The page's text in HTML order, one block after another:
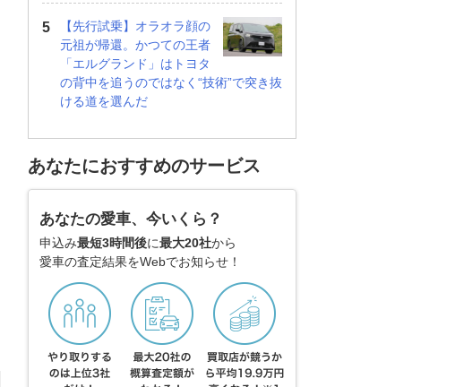
【先行試乗】オラオラ顔の
元祖が帰還。かつての王者
「エルグランド」はトヨタ
の背中を追うのではなく“技術”で突き抜
ける道を選んだ
あなたにおすすめのサービス
あなたの愛車、今いくら？
申込み最短3時間後に最大20社から
愛車の査定結果をWebでお知らせ！